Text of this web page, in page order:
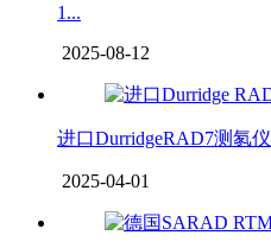
1...
2025-08-12
进口DurridgeRAD7测氡
2025-04-01